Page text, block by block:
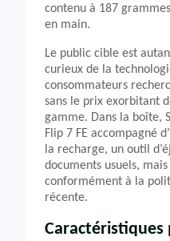
contenu à 187
en main.
Le public cible est
curieux de la
consommateurs
sans le prix exorbitant
gamme. Dans la boîte,
Flip 7 FE accompagné
la recharge, un outil
documents usuels,
conformément à la
récente.
Caractéristiques